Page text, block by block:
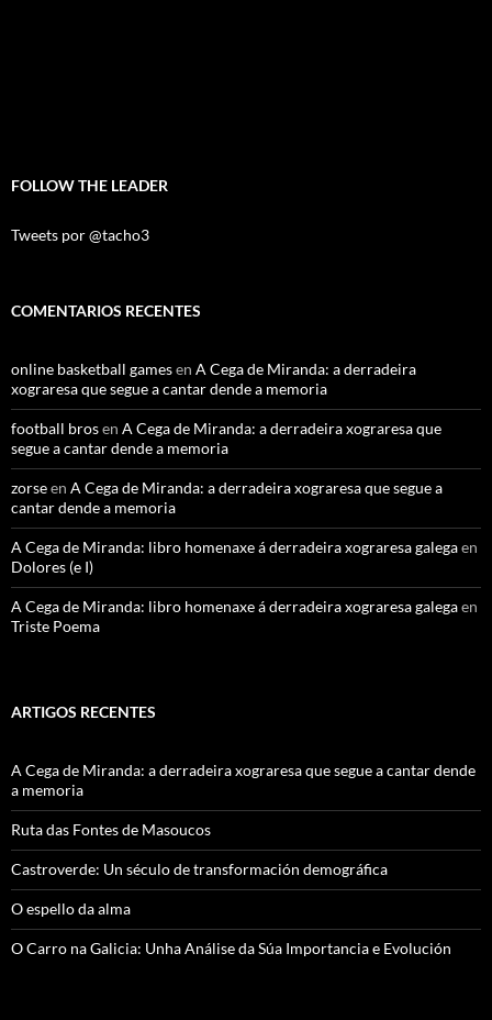
FOLLOW THE LEADER
Tweets por @tacho3
COMENTARIOS RECENTES
online basketball gamesen A Cega de Miranda: a derradeira
xograresa que segue a cantar dende a memoria
football brosen A Cega de Miranda: a derradeira xograresa que
segue a cantar dende a memoria
zorseen A Cega de Miranda: a derradeira xograresa que segue a
cantar dende a memoria
A Cega de Miranda: libro homenaxe á derradeira xograresa galegaen
Dolores (e I)
A Cega de Miranda: libro homenaxe á derradeira xograresa galegaen
Triste Poema
ARTIGOS RECENTES
A Cega de Miranda: a derradeira xograresa que segue a cantar dende
a memoria
Ruta das Fontes de Masoucos
Castroverde: Un século de transformación demográfica
O espello da alma
O Carro na Galicia: Unha Análise da Súa Importancia e Evolución